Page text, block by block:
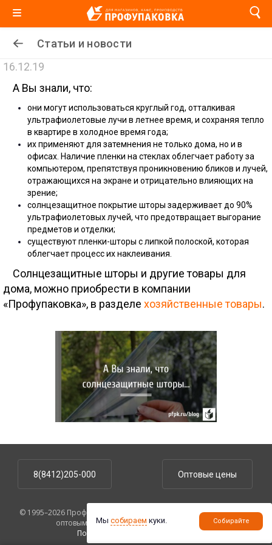
Статьи и новости
16.12.19
А Вы знали, что:
они могут использоваться круглый год, отталкивая
ультрафиолетовые лучи в летнее время, и сохраняя тепло
в квартире в холодное время года;
их применяют для затемнения не только дома, но и в
офисах. Наличие пленки на стеклах облегчает работу за
компьютером, препятствуя проникновению бликов и лучей,
отражающихся на экране и отрицательно влияющих на
зрение;
солнцезащитное покрытие шторы задерживает до 90%
ультрафиолетовых лучей, что предотвращает выгорание
предметов и отделки;
существуют пленки-шторы с липкой полоской, которая
облегчает процесс их наклеивания.
Солнцезащитные шторы и другие товары для
дома, можно приобрести в компании
«Профупаковка», в разделе хозяйственные товары.
8(8412)205-000 Оптовые цены
© 1995–2026 ПрофУпаковка. На сайте указаны розничные цены,
оптовым клиентам предоставляются скидки.
Политика конфиденциальности
Мы собираем куки. Собирайте